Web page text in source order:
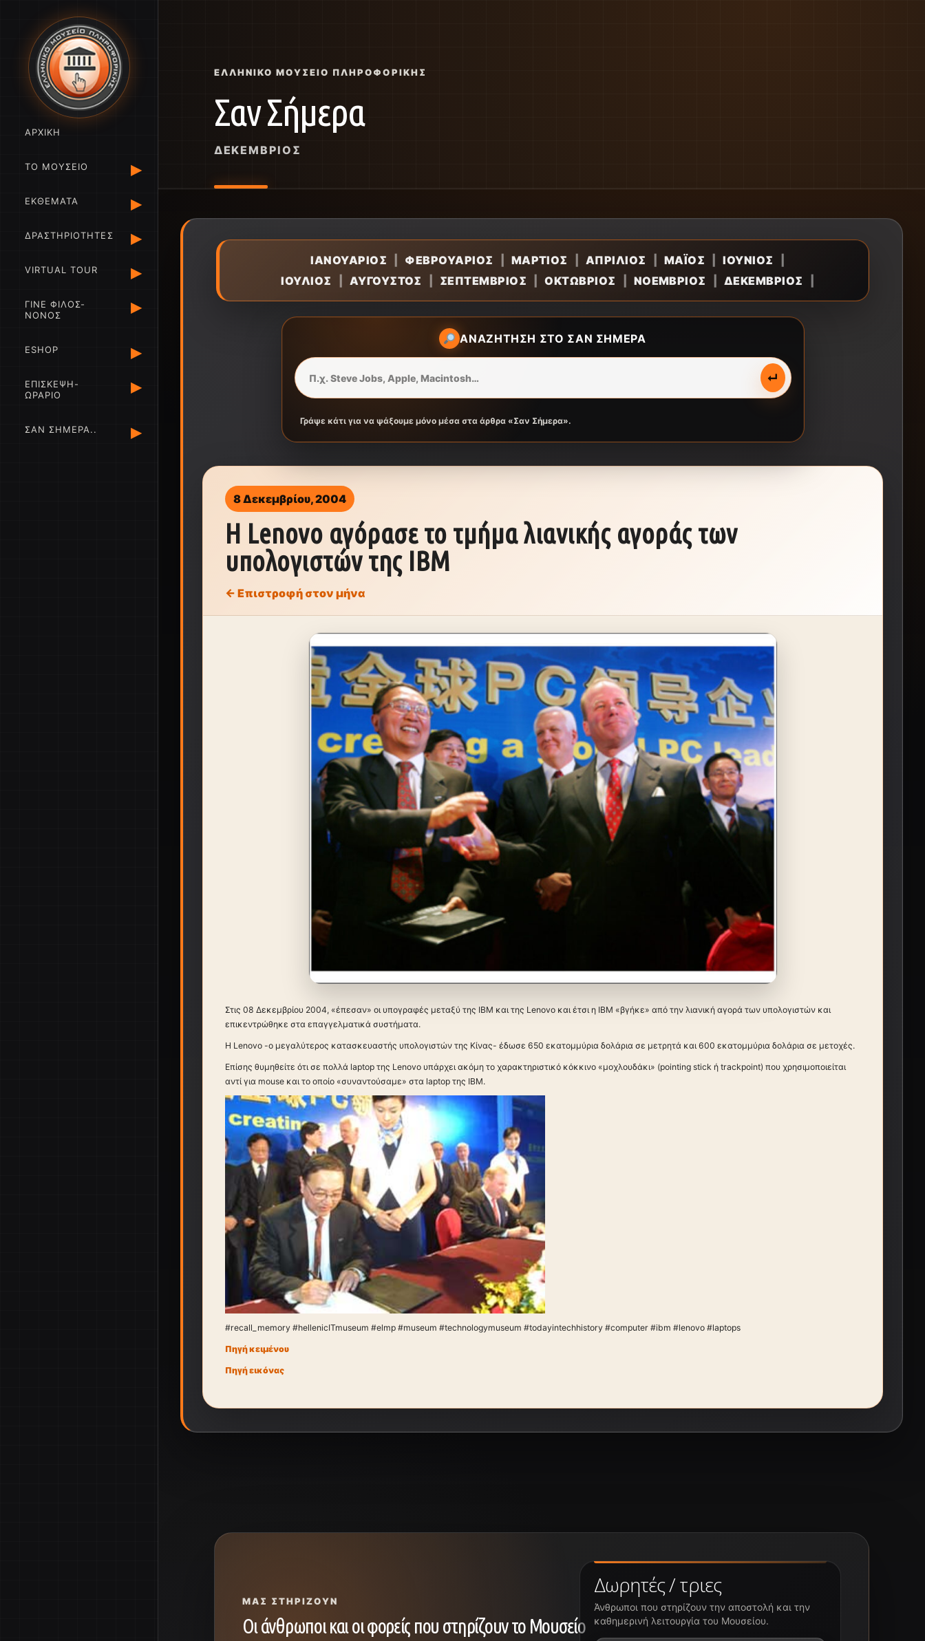
ΑΡΧΙΚΗ
ΤΟ ΜΟΥΣΕΙΟ ▸
ΕΚΘΕΜΑΤΑ ▸
ΔΡΑΣΤΗΡΙΟΤΗΤΕΣ ▸
VIRTUAL TOUR ▸
ΓΙΝΕ ΦΙΛΟΣ-
ΝΟΝΟΣ
▸
ESHOP ▸
ΕΠΙΣΚΕΨΗ-
ΩΡΑΡΙΟ
▸
ΣΑΝ ΣΗΜΕΡΑ.. ▸
ΕΛΛΗΝΙΚΌ ΜΟΥΣΕΊΟ ΠΛΗΡΟΦΟΡΙΚΉΣ
Σαν Σήμερα
ΔΕΚΈΜΒΡΙΟΣ
ΙΑΝΟΥΑΡΙΟΣ ΦΕΒΡΟΥΑΡΙΟΣ ΜΑΡΤΙΟΣ ΑΠΡΙΛΙΟΣ ΜΑΪΟΣ ΙΟΥΝΙΟΣ
ΙΟΥΛΙΟΣ
ΑΥΓΟΥΣΤΟΣ ΣΕΠΤΕΜΒΡΙΟΣ ΟΚΤΩΒΡΙΟΣ ΝΟΕΜΒΡΙΟΣ ΔΕΚΕΜΒΡΙΟΣ
ΑΝΑΖΉΤΗΣΗ ΣΤΟ ΣΑΝ ΣΉΜΕΡΑ
↵
Γράψε κάτι για να ψάξουμε μόνο μέσα στα άρθρα «Σαν Σήμερα».
8 Δεκεμβρίου, 2004
Η Lenovo αγόρασε το τμήμα λιανικής αγοράς των
υπολογιστών της IBM
← Επιστροφή στον μήνα
Στις 08 Δεκεμβρίου 2004, «έπεσαν» οι υπογραφές μεταξύ της IBM και της Lenovo και έτσι η IBM «βγήκε» από την λιανική αγορά των υπολογιστών και
επικεντρώθηκε στα επαγγελματικά συστήματα.
Η Lenovo -ο μεγαλύτερος κατασκευαστής υπολογιστών της Κίνας- έδωσε 650 εκατομμύρια δολάρια σε μετρητά και 600 εκατομμύρια δολάρια σε μετοχές.
Επίσης θυμηθείτε ότι σε πολλά laptop της Lenovo υπάρχει ακόμη το χαρακτηριστικό κόκκινο «μοχλουδάκι» (pointing stick ή trackpoint) που χρησιμοποιείται
αντί για mouse και το οποίο «συναντούσαμε» στα laptop της IBM.
#recall_memory #hellenicITmuseum #elmp #museum #technologymuseum #todayintechhistory #computer #ibm #lenovo #laptops
Πηγή κειμένου
Πηγή εικόνας
ΜΑΣ ΣΤΗΡΊΖΟΥΝ
Οι άνθρωποι και οι φορείς που στηρίζουν το Μουσείο
Δωρητές / τριες
Άνθρωποι που στηρίζουν την αποστολή και την
καθημερινή λειτουργία του Μουσείου.